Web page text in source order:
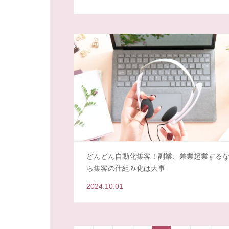
どんどん自動化集客！副業、兼業起業するな
ら集客の仕組み化は大事
2024.10.01